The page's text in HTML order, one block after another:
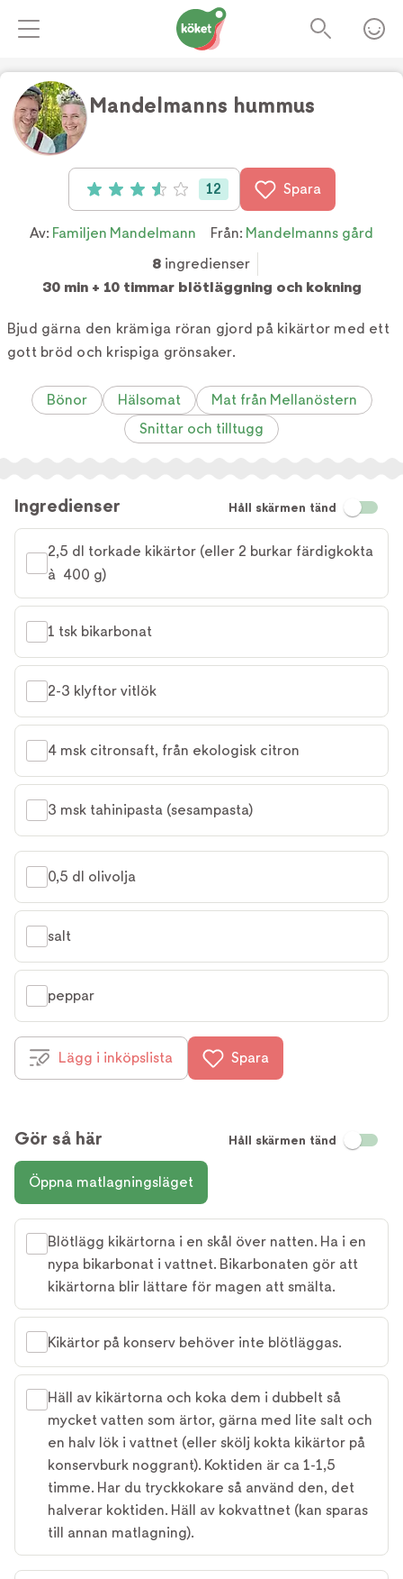
Mandelmanns hummus
Betyg: 3.6 av 5 (12 röster)
12 Spara
Av: Familjen Mandelmann Från: Mandelmanns gård
8 ingredienser
30 min + 10 timmar blötläggning och kokning
Bjud gärna den krämiga röran gjord på kikärtor med ett
gott bröd och krispiga grönsaker.
Bönor Hälsomat
Mat från Mellanöstern
Snittar och tilltugg
Ingredienser Håll skärmen tänd
2,5 dl torkade kikärtor (eller 2 burkar färdigkokta
à  400 g)
1 tsk bikarbonat
2-3 klyftor vitlök
4 msk citronsaft, från ekologisk citron
3 msk tahinipasta (sesampasta)
0,5 dl olivolja
salt
peppar
Lägg i inköpslista Spara
Gör så här Håll skärmen tänd
Öppna matlagningsläget
Blötlägg kikärtorna i en skål över natten. Ha i en
nypa bikarbonat i vattnet. Bikarbonaten gör att
kikärtorna blir lättare för magen att smälta.
Kikärtor på konserv behöver inte blötläggas.
Häll av kikärtorna och koka dem i dubbelt så
mycket vatten som ärtor, gärna med lite salt och
en halv lök i vattnet (eller skölj kokta kikärtor på
konservburk noggrant). Koktiden är ca 1-1,5
timme. Har du tryckkokare så använd den, det
halverar koktiden. Häll av kokvattnet (kan sparas
till annan matlagning).